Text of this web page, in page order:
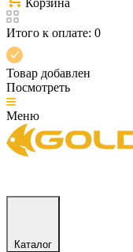
Итого к оплате: 0
Товар добавлен
Посмотреть
Меню
Каталог